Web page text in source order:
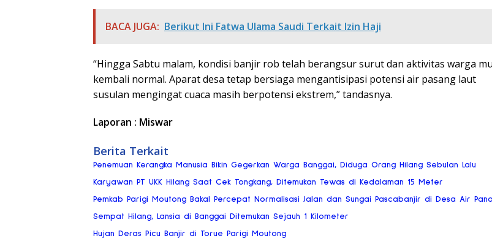
BACA JUGA: Berikut Ini Fatwa Ulama Saudi Terkait Izin Haji
“Hingga Sabtu malam, kondisi banjir rob telah berangsur surut dan aktivitas warga
kembali normal. Aparat desa tetap bersiaga mengantisipasi potensi air pasang laut
susulan mengingat cuaca masih berpotensi ekstrem,” tandasnya.
Laporan : Miswar
Berita Terkait
Penemuan Kerangka Manusia Bikin Gegerkan Warga Banggai, Diduga Orang Hilang Sebulan Lalu
Karyawan PT UKK Hilang Saat Cek Tongkang, Ditemukan Tewas di Kedalaman 15 Meter
Pemkab Parigi Moutong Bakal Percepat Normalisasi Jalan dan Sungai Pascabanjir di Desa Air
Sempat Hilang, Lansia di Banggai Ditemukan Sejauh 1 Kilometer
Hujan Deras Picu Banjir di Torue Parigi Moutong